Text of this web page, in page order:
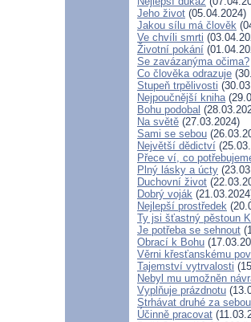
Jeho život (05.04.2024)
Jakou sílu má člověk
Ve chvíli smrti
Životní pokání
Se zavázanýma očima?
Co člověka odrazuje
Stupeň trpělivosti
Nejpoučnější kniha
Bohu podobal
Na světě (27.03.2024)
Sami se sebou
Největší dědictví
Přece ví, co
Plný lásky a úcty
Duchovní život
Dobrý voják
Nejlepší prostředek
Ty jsi šťastný pěstoun
Je potřeba se sehnout
Obrací k Bohu
Věrni křesťanskému
Tajemství vytrvalosti
Nebyl mu umožněn
Vyplňuje prázdnotu
Strhávat druhé za sebou
Účinně pracovat